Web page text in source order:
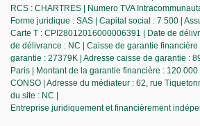
RCS : CHARTRES | Numero TVA
Forme juridique : SAS | Capital social : 7 500 |
Carte T : CPI28012016000006391 | Date de
de délivrance : NC | Caisse de garantie financière
garantie : 27379K | Adresse caisse de garantie :
Paris | Montant de la garantie financière : 120
CONSO | Adresse du médiateur : 62, rue
du site : NC |
Entreprise juridiquement et financièrement